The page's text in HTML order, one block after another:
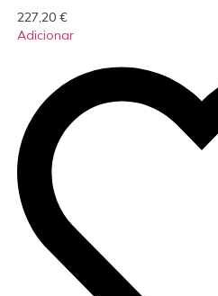
227,20 €
Adicionar